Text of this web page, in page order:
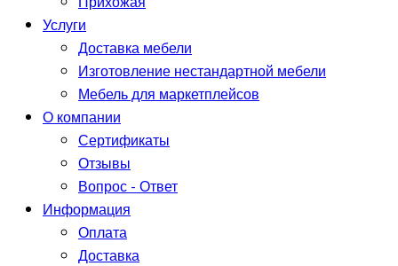
Услуги
Доставка мебели
Изготовление нестандартной мебели
Мебель для маркетплейсов
О компании
Сертификаты
Отзывы
Вопрос - Ответ
Информация
Оплата
Доставка